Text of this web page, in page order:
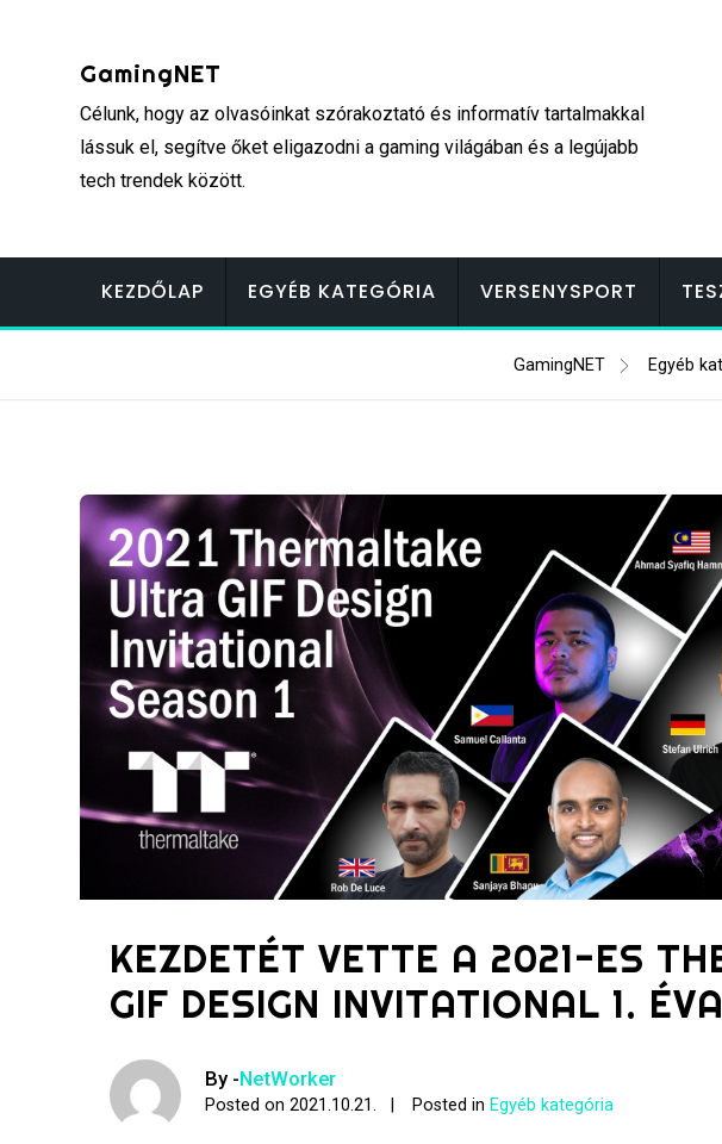
GamingNET
Célunk, hogy az olvasóinkat szórakoztató és informatív tartalmakkal
lássuk el, segítve őket eligazodni a gaming világában és a legújabb
tech trendek között.
KEZDŐLAP EGYÉB KATEGÓRIA VERSENYSPORT
GamingNET Egyéb
KEZDETÉT VETTE A 2021-ES
GIF DESIGN INVITATIONAL 1.
By -NetWorker
Posted on2021.10.21. Posted in Egyéb kategória